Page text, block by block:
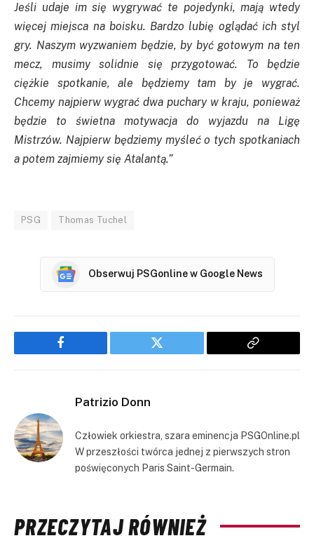
Jeśli udaje im się wygrywać te pojedynki, mają wtedy
więcej miejsca na boisku. Bardzo lubię oglądać ich styl
gry. Naszym wyzwaniem będzie, by być gotowym na ten
mecz, musimy solidnie się przygotować. To będzie
ciężkie spotkanie, ale będziemy tam by je wygrać.
Chcemy najpierw wygrać dwa puchary w kraju, ponieważ
będzie to świetna motywacja do wyjazdu na Ligę
Mistrzów. Najpierw będziemy myśleć o tych spotkaniach
a potem zajmiemy się Atalantą.”
PSG Thomas Tuchel
Obserwuj PSGonline w Google News
Facebook Twitter
Copy
Patrizio Donn
Człowiek orkiestra, szara eminencja PSGOnline.pl
W przeszłości twórca jednej z pierwszych stron
poświęconych Paris Saint-Germain.
PRZECZYTAJ RÓWNIEŻ